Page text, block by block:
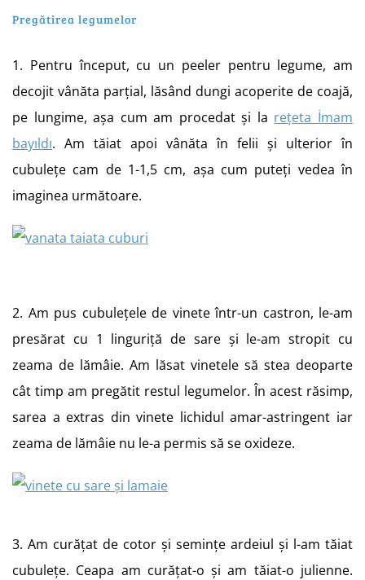
Pregătirea legumelor
1. Pentru început, cu un peeler pentru legume, am
decojit vânăta parțial, lăsând dungi acoperite de coajă,
pe lungime, așa cum am procedat și la rețeta İmam
bayıldı. Am tăiat apoi vânăta în felii și ulterior în
cubulețe cam de 1-1,5 cm, așa cum puteți vedea în
imaginea următoare.
2. Am pus cubulețele de vinete într-un castron, le-am
presărat cu 1 linguriță de sare și le-am stropit cu
zeama de lămâie. Am lăsat vinetele să stea deoparte
cât timp am pregătit restul legumelor. În acest răsimp,
sarea a extras din vinete lichidul amar-astringent iar
zeama de lămâie nu le-a permis să se oxideze.
3. Am curățat de cotor și semințe ardeiul și l-am tăiat
cubulețe. Ceapa am curățat-o și am tăiat-o julienne.